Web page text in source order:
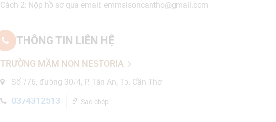
Cách 2: Nộp hồ sơ qua email: emmaisoncantho@gmail.com
THÔNG TIN LIÊN HỆ
TRƯỜNG MẦM NON NESTORIA
Số 776, đường 30/4, P. Tân An, Tp. Cần Thơ
0374312513 Sao chép